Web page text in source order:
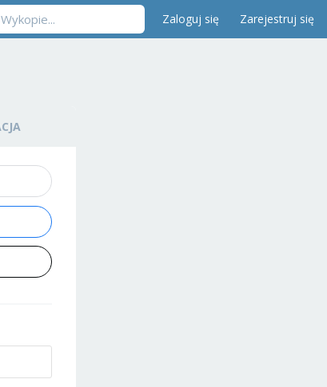
Zaloguj się Zarejestruj się